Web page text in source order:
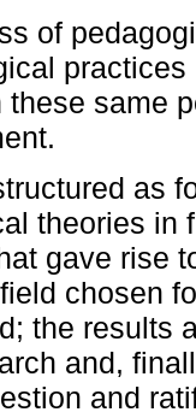
of
these same
as
theories in
gave rise
chosen
the results
and,
and